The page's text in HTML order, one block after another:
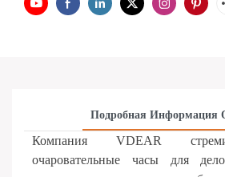
Подробная Информация
Компания VDEAR
очаровательные часы для